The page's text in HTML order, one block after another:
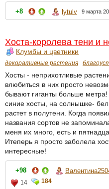
+8 lytulv 9 марта
Хоста-королева тени и
Клумбы и цветники
декоративные растения
Хосты - неприхотливые
влюбиться в них просто
бывают гиганты больше
синие хосты, на солнышке-
растет в полутени. Когда
названия сортов не
меня их много, есть и
Итеперь я просто заболела
интересные!
+98
14
184